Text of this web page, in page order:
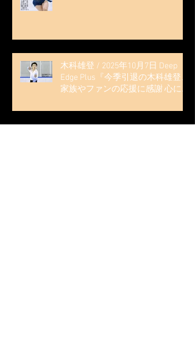
木科雄登 / 2025年10月7日 Deep
Edge Plus『今季引退の木科雄登、
家族やファンの応援に感謝 心に響
見に来て」』